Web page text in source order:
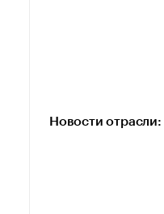
Новости отрасли: